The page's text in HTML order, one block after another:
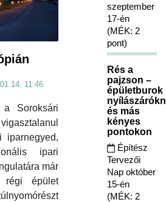
11:46
Soroksári
iparnegyed,
ipari
már
régi épület
szeptember
17-én
(MÉK: 2
pont)
Rés a
pajzson –
épületburok
és más
kényes
pontokon
Építész
Tervezői
Nap október
15-én
(MÉK: 2